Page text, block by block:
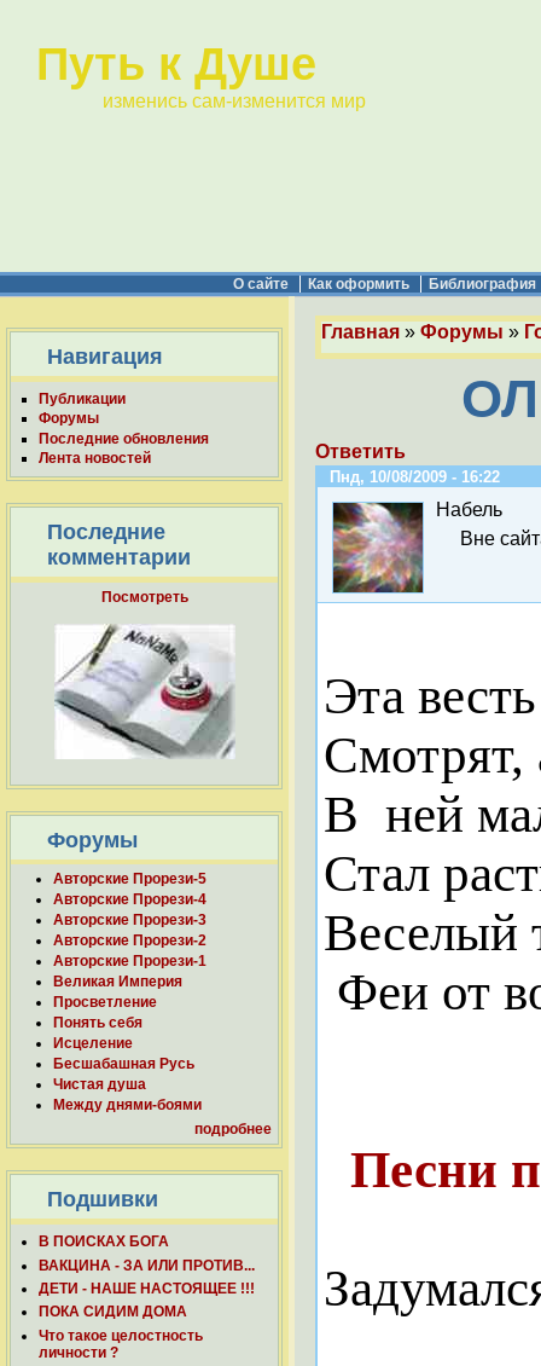
Путь к Душе
изменись сам-изменится мир
О сайте Как оформить Библиография
Навигация
Публикации
Форумы
Последние обновления
Лента новостей
Последние
комментарии
Посмотреть
Форумы
Авторские Прорези-5
Авторские Прорези-4
Авторские Прорези-3
Авторские Прорези-2
Авторские Прорези-1
Великая Империя
Просветление
Понять себя
Исцеление
Бесшабашная Русь
Чистая душа
Между днями-боями
подробнее
Подшивки
В ПОИСКАХ БОГА
ВАКЦИНА - ЗА ИЛИ ПРОТИВ...
ДЕТИ - НАШЕ НАСТОЯЩЕЕ !!!
ПОКА СИДИМ ДОМА
Что такое целостность
личности ?
Главная » Форумы »
Ответить
Пнд, 10/08/2009 - 16:22
Набель
Вне
Эта
Смотрят,
В ней
Стал
Веселый
Феи от
Песни